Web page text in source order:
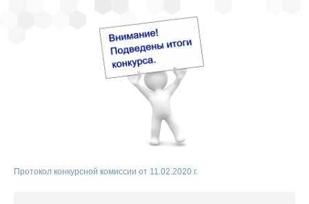
Протокол конкурсной комиссии от 11.02.2020 г.